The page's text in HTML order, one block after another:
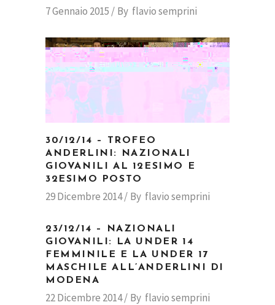
7 Gennaio 2015 By flavio semprini
30/12/14 – TROFEO
ANDERLINI: NAZIONALI
GIOVANILI AL 12ESIMO E
32ESIMO POSTO
29 Dicembre 2014 By flavio semprini
23/12/14 – NAZIONALI
GIOVANILI: LA UNDER 14
FEMMINILE E LA UNDER 17
MASCHILE ALL’ANDERLINI DI
MODENA
22 Dicembre 2014 By flavio semprini